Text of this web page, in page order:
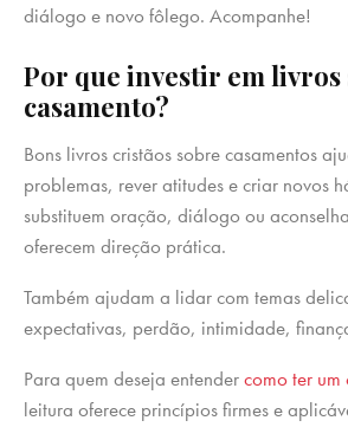
diálogo e novo fôlego. Acompanhe!
Por que investir em livros
casamento?
Bons livros cristãos sobre casamentos
problemas, rever atitudes e criar novos
substituem oração, diálogo ou
oferecem direção prática.
Também ajudam a lidar com temas
expectativas, perdão, intimidade,
Para quem deseja entendercomo ter
leitura oferece princípios firmes e